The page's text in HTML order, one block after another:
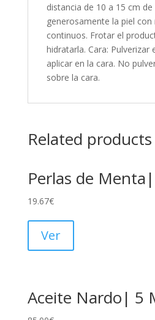
distancia de 10 a 15 cm de
generosamente la piel
continuos. Frotar el
hidratarla. Cara: Pulverizar
aplicar en la cara. No
sobre la cara.
Related products
Perlas de
19.67€
Ver
Aceite Nardo| 5